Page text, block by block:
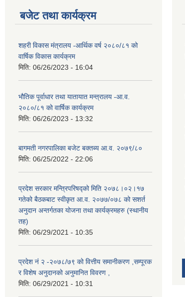
बजेट तथा कार्यक्रम
शहरी विकास मंत्रालय -आर्थिक वर्ष २०८०/८१ को
वार्षिक विकास कार्यक्रम
मिति: 06/26/2023 - 16:04
भौतिक पूर्वाधार तथा यातायात मन्त्रालय -आ.व.
२०८०/८१ को वार्षिक कार्यक्रम
मिति: 06/26/2023 - 13:32
बागमती नगरपालिका बजेट बक्तब्य आ.व. २०७९/८०
मिति: 06/25/2022 - 22:06
प्रदेश सरकार मन्त्रिपरिषद्को मिति २०७८।०२।१७
गतेको बैठकबाट स्वीकृत आ.व. २०७७/०७८ को सशर्त
अनुदान अन्तर्गतका योजना तथा कार्यक्रमहरु (स्थानीय
तह)
मिति: 06/29/2021 - 10:35
प्रदेश नं २ -२०७८/७९ को वित्तीय समानीकरण ,सम्पूरक
र विशेष अनुदानको अनुमानित विवरण ,
मिति: 06/29/2021 - 10:31